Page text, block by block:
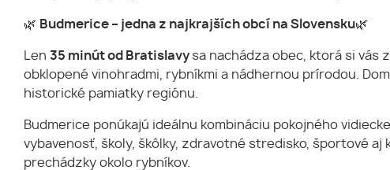
🌿 Budmerice – jedna z najkrajších obcí na Slovensku🌿
Len 35 minút od Bratislavysa nachádza obec, ktorá si vás
obklopené vinohradmi, rybníkmi a nádhernou prírodou.
historické pamiatky regiónu.
Budmerice ponúkajú ideálnu kombináciu pokojného
vybavenosť, školy, škôlky, zdravotné stredisko, športové
prechádzky okolo rybníkov.